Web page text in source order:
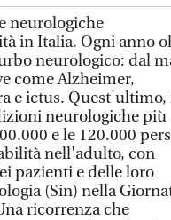
neurologiche
in Italia. Ogni anno
neurologico: dal
come Alzheimer,
e ictus. Quest'ultimo,
neurologiche più
e le 120.000
nell'adulto, con
pazienti e delle loro
(Sin) nella
ricorrenza che